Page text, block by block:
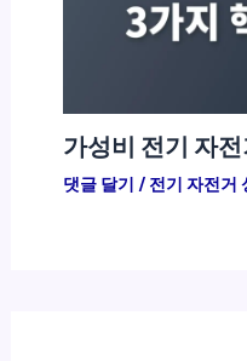
가성비 전기 자
댓글 달기 / 전기 자전거